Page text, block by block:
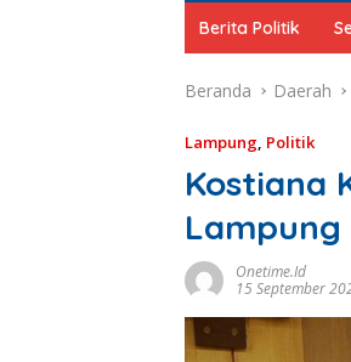
Berita Politik
Beranda Daerah
Lampung Politik
Kostiana
Lampung
Onetime.id
15 September